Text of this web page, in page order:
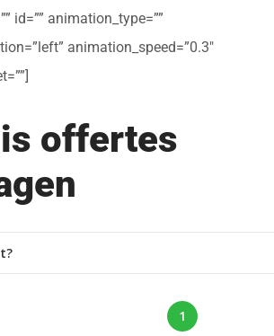
id=”” animation_type=””
animation_speed=”0.3″
offertes